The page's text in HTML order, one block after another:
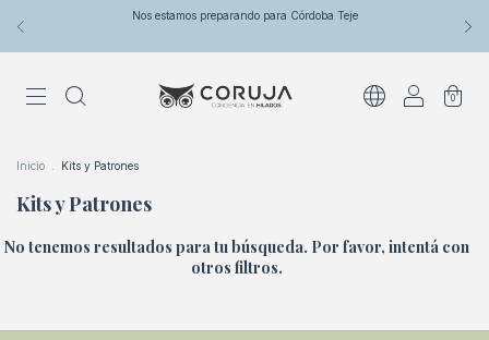
Nos estamos preparando para Córdoba Teje
0
Inicio Kits y Patrones
Kits y Patrones
No tenemos resultados para tu búsqueda. Por favor, intentá con
otros filtros.